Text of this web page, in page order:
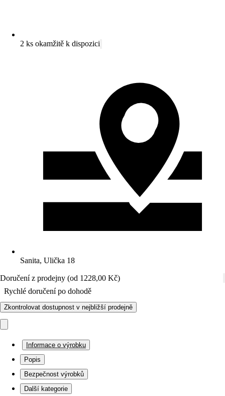
2 ks okamžitě k dispozici
Sanita, Ulička 18
Doručení z prodejny (od 1228,00 Kč)
Rychlé doručení po dohodě
Zkontrolovat dostupnost v nejbližší prodejně
Informace o výrobku
Popis
Bezpečnost výrobků
Další kategorie